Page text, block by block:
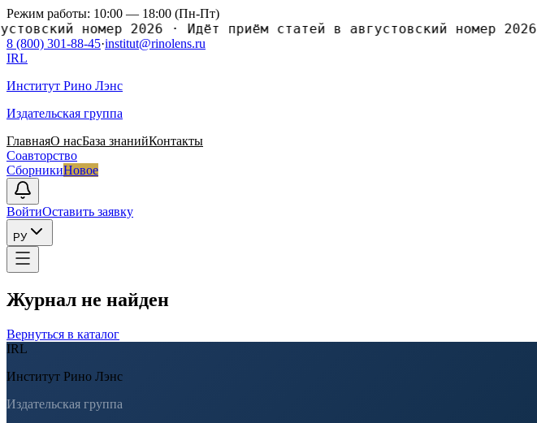
Режим работы: 10:00 — 18:00 (Пн-Пт)
номер 2026· Идёт приём статей в августовский номер 2026·
8 (800) 301-88-45·institut@rinolens.ru
IRL
Институт Рино Лэнс
Издательская группа
ГлавнаяО насБаза знанийКонтакты
Соавторство
СборникиНовое
ВойтиОставить заявку
РУ
Журнал не найден
Вернуться в каталог
IRL
Институт Рино Лэнс
Издательская группа